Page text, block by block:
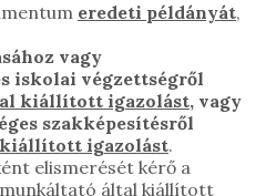
eredeti példányát,
vagy
iskolai végzettségről
kiállított igazolást, vagy
szakképesítésről
igazolást.
elismerését kérő a
által kiállított